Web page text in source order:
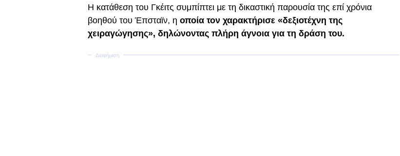
Η κατάθεση του Γκέιτς συμπίπτει με τη δικαστική παρουσία της επί χρόνια
βοηθού του Έπσταϊν, η οποία τον χαρακτήρισε «δεξιοτέχνη της
χειραγώγησης», δηλώνοντας πλήρη άγνοια για τη δράση του.